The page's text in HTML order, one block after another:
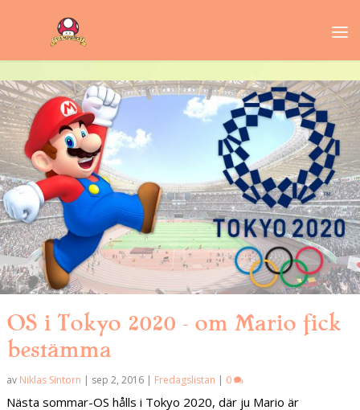
OS i Tokyo 2020 – om Mario fick
bestämma
av Niklas Sintorn | sep 2, 2016 | Fredagslistan | 0
Nästa sommar-OS hålls i Tokyo 2020, där ju Mario är